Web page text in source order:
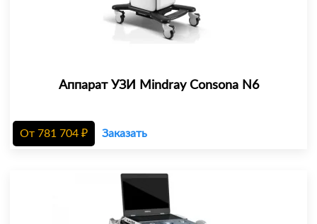
Аппарат УЗИ Mindray Consona N6
От 781 704 ₽ Заказать